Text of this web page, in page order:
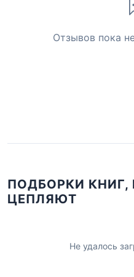
Отзывов пока
ПОДБОРКИ КНИГ,
ЦЕПЛЯЮТ
Не удалось